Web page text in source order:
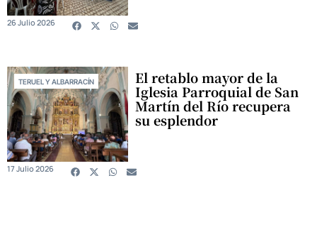
26 Julio 2026
TERUEL Y ALBARRACÍN El retablo mayor de la
Iglesia Parroquial de San
Martín del Río recupera
su esplendor
17 Julio 2026